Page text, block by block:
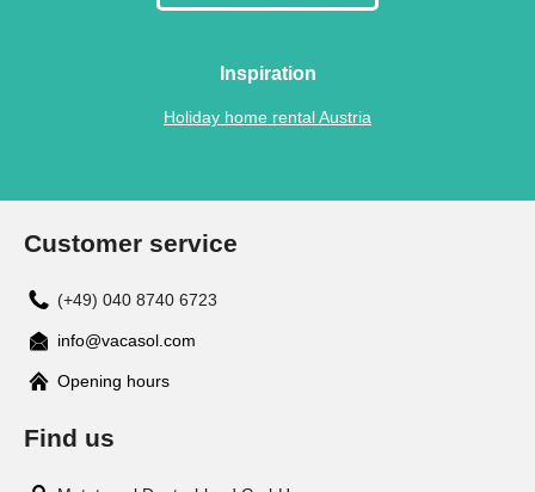
Inspiration
Holiday home rental Austria
Customer service
(+49) 040 8740 6723
info@vacasol.com
Opening hours
Find us